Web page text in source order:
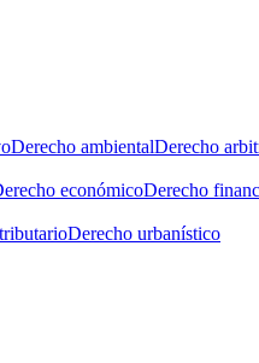
Derecho ambientalDerecho
económicoDerecho
Derecho urbanístico